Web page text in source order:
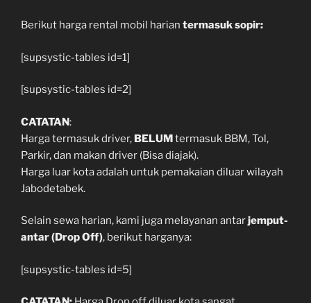
Berikut harga rental mobil harian termasuk sopir:
[supsystic-tables id=1]
[supsystic-tables id=2]
CATATAN:
Harga termasuk driver, BELUMtermasuk BBM, Tol,
Parkir, dan makan driver (Bisa diajak).
Harga luar kota adalah untuk pemakaian diluar wilayah
Jabodetabek.
Selain sewa harian, kami juga melayanan antarjemput-
antar (Drop Off), berikut harganya:
[supsystic-tables id=5]